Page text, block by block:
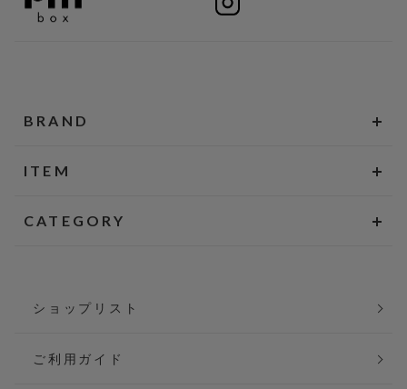
BRAND
ITEM
CATEGORY
ショップリスト
ご利用ガイド